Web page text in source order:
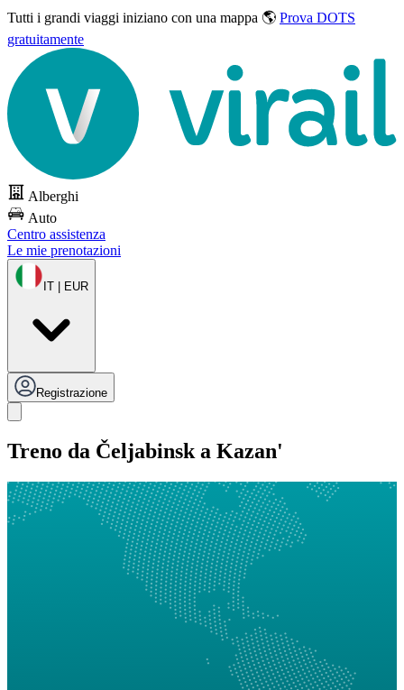
Tutti i grandi viaggi iniziano con una mappa 🌎 Prova DOTS
gratuitamente
Alberghi
Auto
Centro assistenza
Le mie prenotazioni
IT | EUR
Registrazione
Treno da Čeljabinsk a Kazan'